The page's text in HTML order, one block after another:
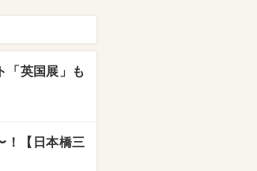
「英国展」も
！【日本橋三